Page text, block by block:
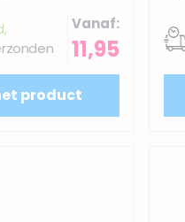
Vanaf
11,95
product